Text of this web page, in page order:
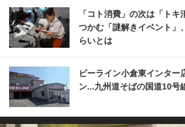
「コト消費」の次は「ト
つかむ「謎解きイベント」
らいとは
ビーライン小倉東インター
ン...九州道そばの国道10号